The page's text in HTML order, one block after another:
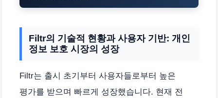
Filtr의 기술적 현황과 사용자 기반: 개인
정보 보호 시장의 성장
Filtr는 출시 초기부터 사용자들로부터 높은
평가를 받으며 빠르게 성장했습니다. 현재 전